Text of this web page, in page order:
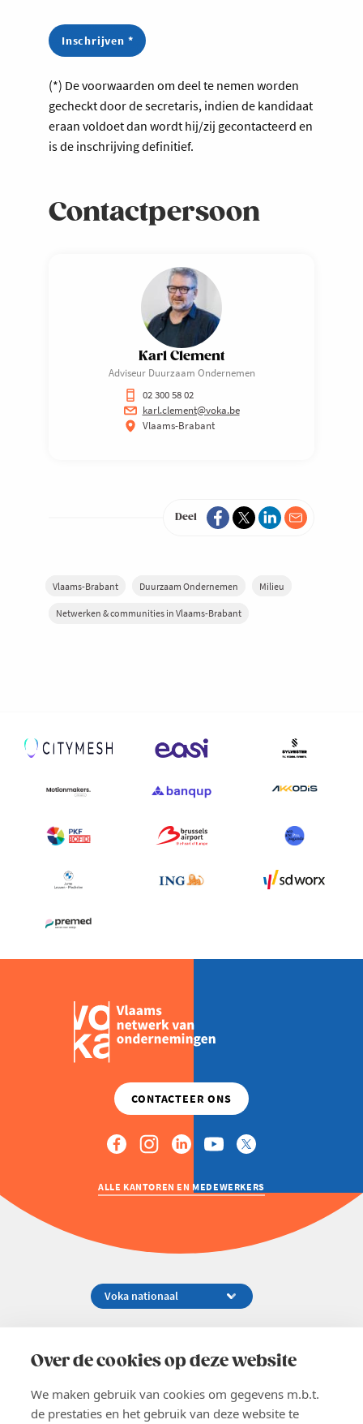
Over de cookies op deze website
We maken gebruik van cookies om gegevens m.b.t.
de prestaties en het gebruik van deze website te
Inschrijven *
(*) De voorwaarden om deel te nemen worden
gecheckt door de secretaris, indien de kandidaat
eraan voldoet dan wordt hij/zij gecontacteerd en
is de inschrijving definitief.
Contactpersoon
Karl Clement
Adviseur Duurzaam Ondernemen
02 300 58 02
karl.clement@voka.be
Vlaams-Brabant
Deel
Vlaams-Brabant Duurzaam Ondernemen Milieu
Netwerken & communities in Vlaams-Brabant
ALLE KANTOREN EN MEDEWERKERS
02 229 81 11